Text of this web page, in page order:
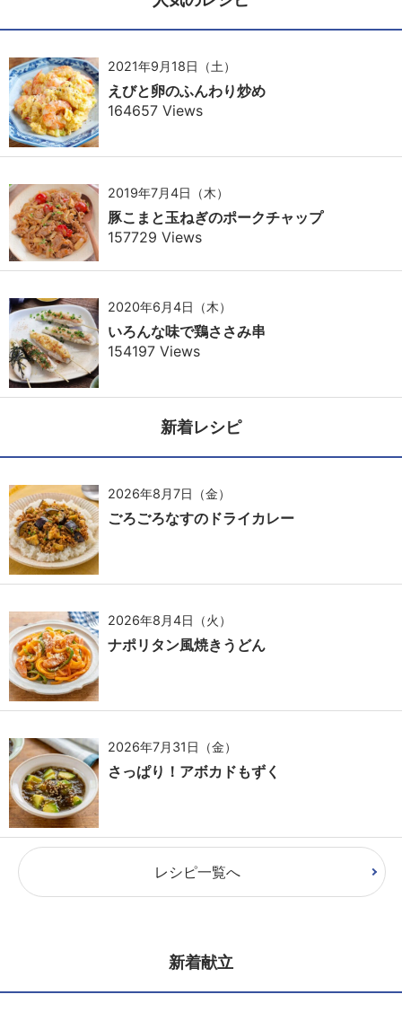
2021年9月18日（土）
えびと卵のふんわり炒め
164657 Views
2019年7月4日（木）
豚こまと玉ねぎのポークチャップ
157729 Views
2020年6月4日（木）
いろんな味で鶏ささみ串
154197 Views
新着レシピ
2026年8月7日（金）
ごろごろなすのドライカレー
2026年8月4日（火）
ナポリタン風焼きうどん
2026年7月31日（金）
さっぱり！アボカドもずく
レシピ一覧へ
新着献立